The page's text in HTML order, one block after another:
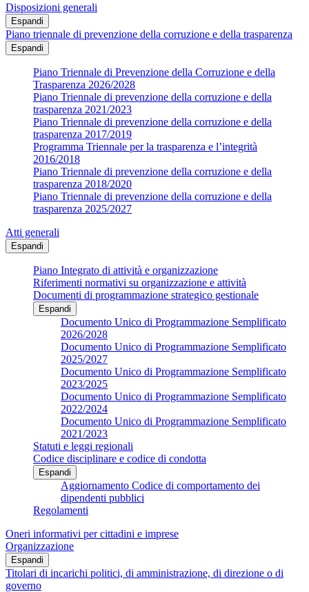
Disposizioni generali
Espandi
Piano triennale di prevenzione della corruzione e della trasparenza
Espandi
Piano Triennale di Prevenzione della Corruzione e della
Trasparenza 2026/2028
Piano Triennale di prevenzione della corruzione e della
trasparenza 2021/2023
Piano Triennale di prevenzione della corruzione e della
trasparenza 2017/2019
Programma Triennale per la trasparenza e l’integrità
2016/2018
Piano Triennale di prevenzione della corruzione e della
trasparenza 2018/2020
Piano Triennale di prevenzione della corruzione e della
trasparenza 2025/2027
Atti generali
Espandi
Piano Integrato di attività e organizzazione
Riferimenti normativi su organizzazione e attività
Documenti di programmazione strategico gestionale
Espandi
Documento Unico di Programmazione Semplificato
2026/2028
Documento Unico di Programmazione Semplificato
2025/2027
Documento Unico di Programmazione Semplificato
2023/2025
Documento Unico di Programmazione Semplificato
2022/2024
Documento Unico di Programmazione Semplificato
2021/2023
Statuti e leggi regionali
Codice disciplinare e codice di condotta
Espandi
Aggiornamento Codice di comportamento dei
dipendenti pubblici
Regolamenti
Oneri informativi per cittadini e imprese
Organizzazione
Espandi
Titolari di incarichi politici, di amministrazione, di direzione o di
governo